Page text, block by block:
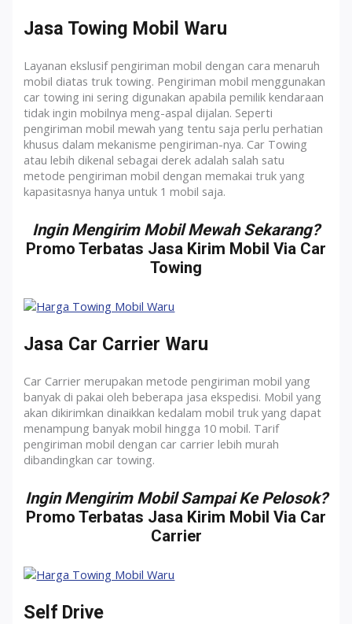
Jasa Towing Mobil Waru
Layanan ekslusif pengiriman mobil dengan cara menaruh
mobil diatas truk towing. Pengiriman mobil menggunakan
car towing ini sering digunakan apabila pemilik kendaraan
tidak ingin mobilnya meng-aspal dijalan. Seperti
pengiriman mobil mewah yang tentu saja perlu perhatian
khusus dalam mekanisme pengiriman-nya. Car Towing
atau lebih dikenal sebagai derek adalah salah satu
metode pengiriman mobil dengan memakai truk yang
kapasitasnya hanya untuk 1 mobil saja.
Ingin Mengirim Mobil Mewah Sekarang?
Promo Terbatas Jasa Kirim Mobil Via Car
Towing
Jasa Car Carrier Waru
Car Carrier merupakan metode pengiriman mobil yang
banyak di pakai oleh beberapa jasa ekspedisi. Mobil yang
akan dikirimkan dinaikkan kedalam mobil truk yang dapat
menampung banyak mobil hingga 10 mobil. Tarif
pengiriman mobil dengan car carrier lebih murah
dibandingkan car towing.
Ingin Mengirim Mobil Sampai Ke Pelosok?
Promo Terbatas Jasa Kirim Mobil Via Car
Carrier
Self Drive